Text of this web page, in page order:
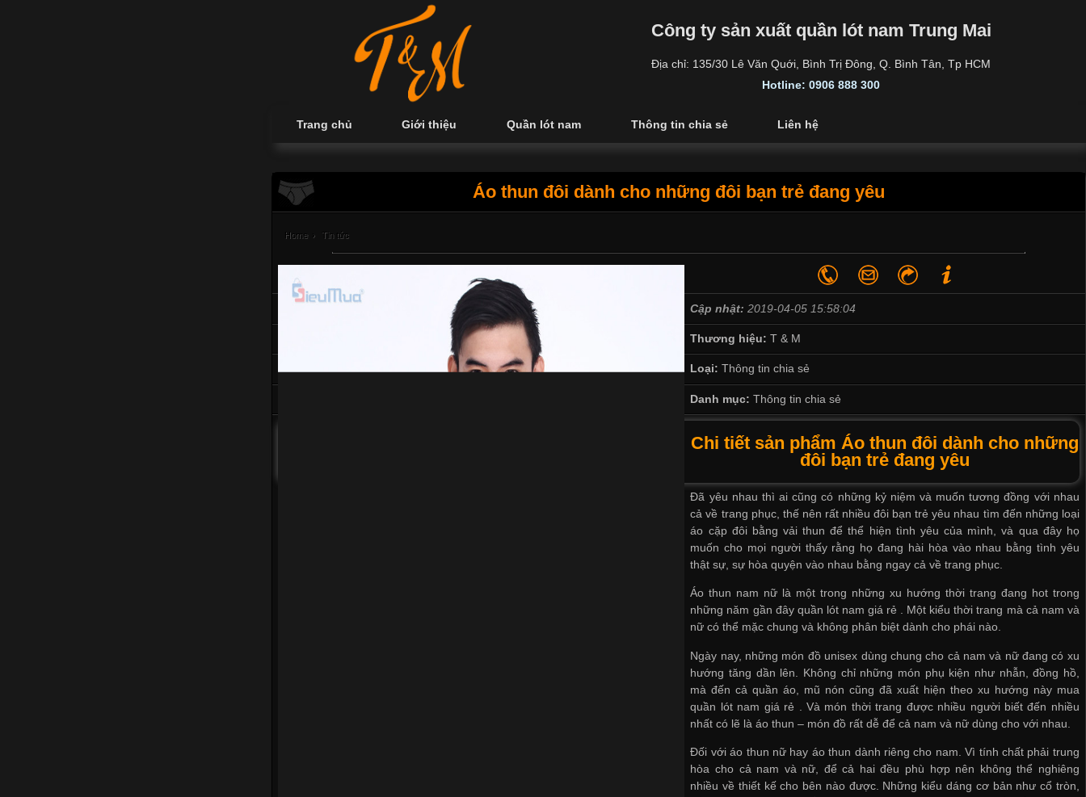
Công ty sản xuất quần lót nam Trung Mai
Địa chỉ: 135/30 Lê Văn Quới, Bình Trị Đông, Q. Bình Tân, Tp HCM
Hotline: 0906 888 300
Trang chủ Giới thiệu Quần lót nam Thông tin chia sẻ Liên hệ
Áo thun đôi dành cho những đôi bạn trẻ đang yêu
Home › Tin tức
Cập nhật: 2019-04-05 15:58:04
Thương hiệu:T & M
Loại: Thông tin chia sẻ
Danh mục: Thông tin chia sẻ
Chi tiết sản phẩm Áo thun đôi dành cho những
đôi bạn trẻ đang yêu
Đã yêu nhau thì ai cũng có những kỷ niệm và muốn tương đồng với nhau
cả về trang phục, thế nên rất nhiều đôi bạn trẻ yêu nhau tìm đến những loại
áo cặp đôi bằng vải thun để thể hiện tình yêu của mình, và qua đây họ
muốn cho mọi người thấy rằng họ đang hài hòa vào nhau bằng tình yêu
thật sự, sự hòa quyện vào nhau bằng ngay cả về trang phục.
Áo thun nam nữ là một trong những xu hướng thời trang đang hot trong
những năm gần đây quần lót nam giá rẻ . Một kiểu thời trang mà cả nam và
nữ có thể mặc chung và không phân biệt dành cho phái nào.
Ngày nay, những món đồ unisex dùng chung cho cả nam và nữ đang có xu
hướng tăng dần lên. Không chỉ những món phụ kiện như nhẫn, đồng hồ,
mà đến cả quần áo, mũ nón cũng đã xuất hiện theo xu hướng này mua
quần lót nam giá rẻ . Và món thời trang được nhiều người biết đến nhiều
nhất có lẽ là áo thun – món đồ rất dễ để cả nam và nữ dùng cho với nhau.
Đối với áo thun nữ hay áo thun dành riêng cho nam. Vì tính chất phải trung
hòa cho cả nam và nữ, để cả hai đều phù hợp nên không thể nghiêng
nhiều về thiết kế cho bên nào được. Những kiểu dáng cơ bản như cổ tròn,